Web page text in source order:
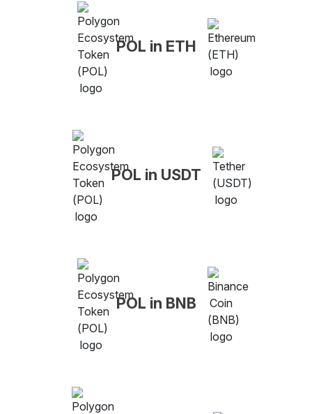
POL in ETH
POL in USDT
POL in BNB